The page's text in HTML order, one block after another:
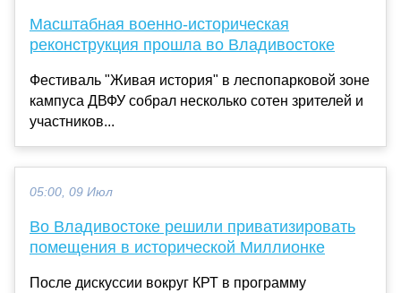
Масштабная военно-историческая
реконструкция прошла во Владивостоке
Фестиваль "Живая история" в леспопарковой зоне
кампуса ДВФУ собрал несколько сотен зрителей и
участников...
05:00, 09 Июл
Во Владивостоке решили приватизировать
помещения в исторической Миллионке
После дискуссии вокруг КРТ в программу